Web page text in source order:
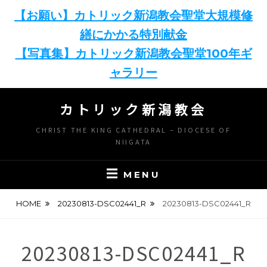
【お願い】カトリック新潟教会聖堂大規模修
繕にかかる特別献金
【写真集】カトリック新潟教会聖堂100年ギ
ャラリー
content
カトリック新潟教会
CHRIST THE KING CATHEDRAL – DIOCESE OF
NIIGATA
MENU
HOME 20230813-DSC02441_R 20230813-DSC02441_R
20230813-DSC02441_R